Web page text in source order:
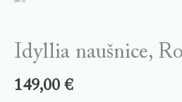
Idyllia naušnice,
149,00 €
Roze,
quantity